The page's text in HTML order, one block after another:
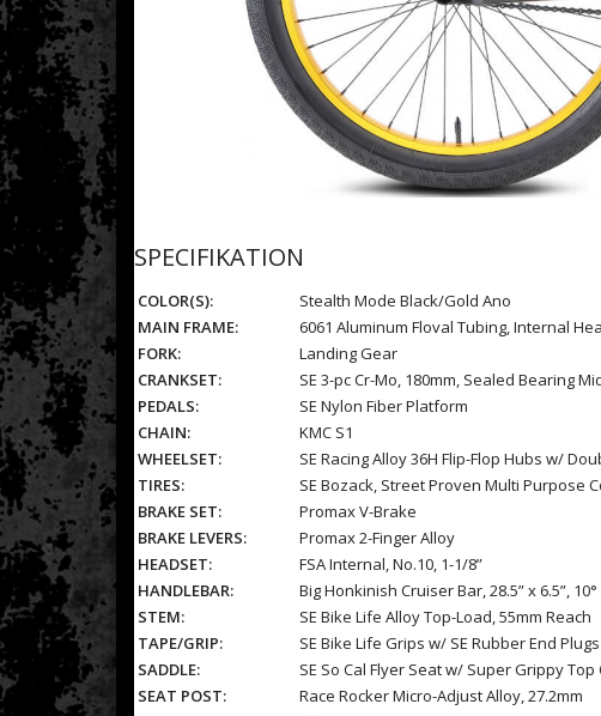
SPECIFIKATION
COLOR(S):
Stealth Mode Black/Gold Ano
MAIN FRAME:
6061 Aluminum Floval Tubing, Internal
FORK:
Landing Gear
CRANKSET:
SE 3-pc Cr-Mo, 180mm, Sealed Bearing
PEDALS:
SE Nylon Fiber Platform
CHAIN:
KMC S1
WHEELSET:
SE Racing Alloy 36H Flip-Flop Hubs w/
TIRES:
SE Bozack, Street Proven Multi Purpose
BRAKE SET:
Promax V-Brake
BRAKE LEVERS:
Promax 2-Finger Alloy
HEADSET:
FSA Internal, No.10, 1-1/8”
HANDLEBAR:
Big Honkinish Cruiser Bar, 28.5” x 6.5”,
STEM:
SE Bike Life Alloy Top-Load, 55mm Reach
TAPE/GRIP:
SE Bike Life Grips w/ SE Rubber End Plugs
SADDLE:
SE So Cal Flyer Seat w/ Super Grippy Top
SEAT POST:
Race Rocker Micro-Adjust Alloy, 27.2mm